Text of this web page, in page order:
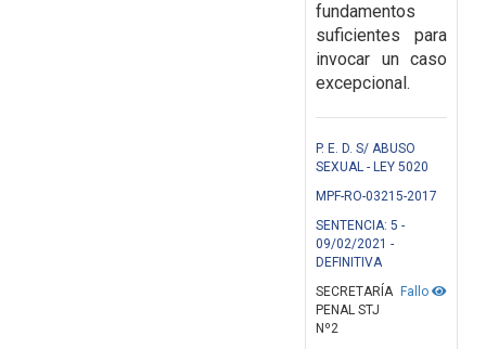
fundamentos
suficientes para
invocar un caso
excepcional.
P. E. D. S/ ABUSO
SEXUAL - LEY 5020
MPF-RO-03215-2017
SENTENCIA: 5 -
09/02/2021 -
DEFINITIVA
Fallo
SECRETARÍA
PENAL STJ
Nº2